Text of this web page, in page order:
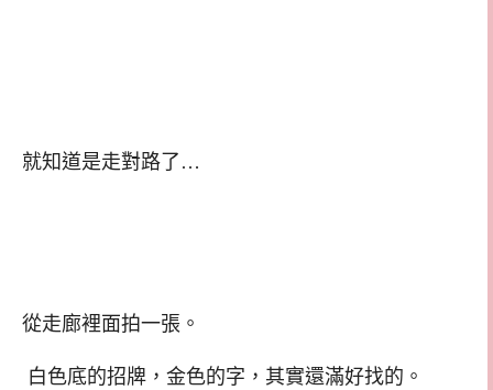
就知道是走對路了…
從走廊裡面拍一張。
白色底的招牌，金色的字，其實還滿好找的。